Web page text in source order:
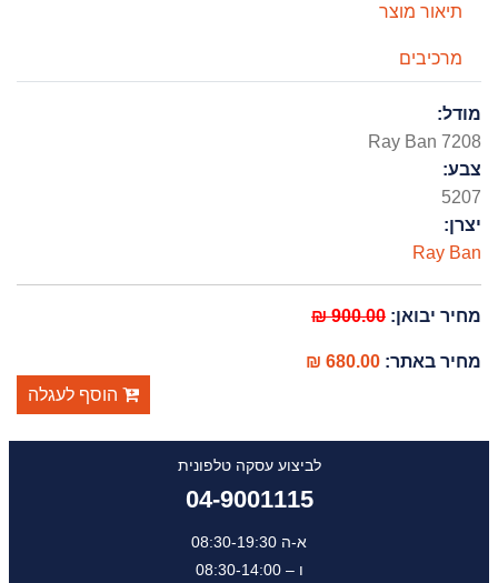
תיאור מוצר
מרכיבים
מודל:
Ray Ban 7208
צבע:
5207
יצרן:
Ray Ban
מחיר יבואן:900.00 ₪
מחיר באתר:680.00 ₪
הוסף לעגלה
לביצוע עסקה טלפונית
04-9001115
א-ה 08:30-19:30
ו – 08:30-14:00